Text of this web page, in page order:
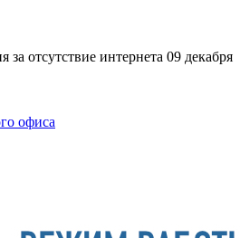
отсутствие интернета 09 декабря
офиса